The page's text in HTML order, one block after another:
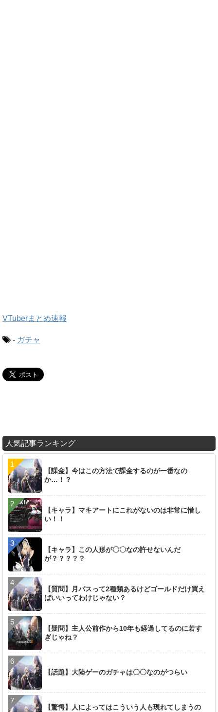
VTuberまとめ速報
- ガチャ
人気記事ランキング
【課金】今はこの方法で課金するのが一番なの
か…！？
【キャラ】マキアートにこれがないのは非常に惜し
い！！
【キャラ】この人形が〇〇なの許せないんだ
が？？？？？
【質問】月パスって2種類あるけどゴールドだけ買え
ばいいってわけじゃない？
【疑問】主人公前作から10年も経過してるのに若す
ぎじゃね？
【話題】大陸ゲーのガチャは〇〇なのがつらい
【驚愕】人によってはこういう人も現れてしまうの